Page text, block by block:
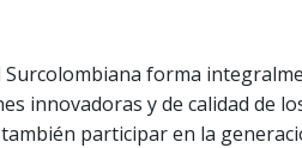
forma
innovadoras y de calidad de
participar en la